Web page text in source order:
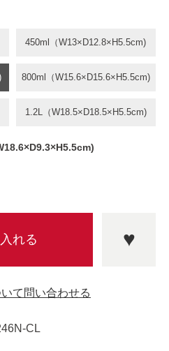
CL
450ml（W13×D12.8×H5.5cm)
800ml（W15.6×D15.6×H5.5cm)
1.2L（W18.5×D18.5×H5.5cm)
て問い合わせる